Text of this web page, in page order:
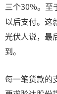
三个30%。至
以后支付。这
光伏人说，最
到。
每一笔货款的